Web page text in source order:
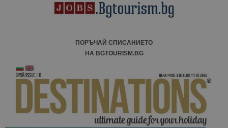
ПОРЪЧАЙ СПИСАНИЕТО
НА BGTOURISM.BG